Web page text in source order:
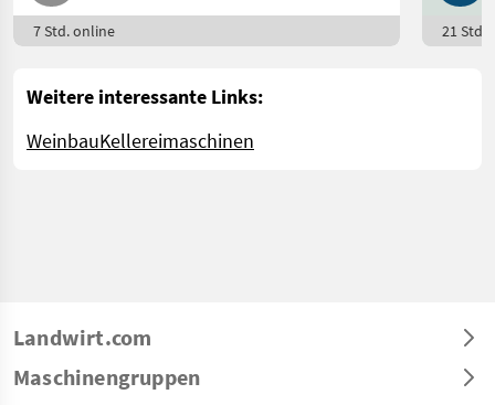
7 Std. online 21 Std.
Weitere interessante Links:
WeinbauKellereimaschinen
Landwirt.com
Maschinengruppen